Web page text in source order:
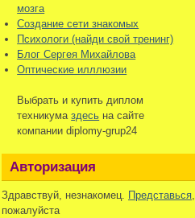
мозга
Создание сети знакомых
Психологи (найди свой тренинг)
Блог Сергея Михайлова
Оптические илллюзии
Выбрать и купить диплом
техникумаздесь на сайте
компании diplomy-grup24
Авторизация
Здравствуй, незнакомец. Представься,
пожалуйста